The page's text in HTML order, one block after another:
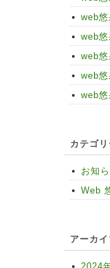
web悠
web悠
web
web悠
web悠
カテゴリ
お知
Web
アーカ